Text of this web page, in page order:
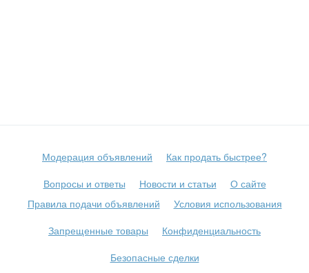
Модерация объявлений
Как продать быстрее?
Вопросы и ответы
Новости и статьи
О сайте
Правила подачи объявлений
Условия использования
Запрещенные товары
Конфиденциальность
Безопасные сделки